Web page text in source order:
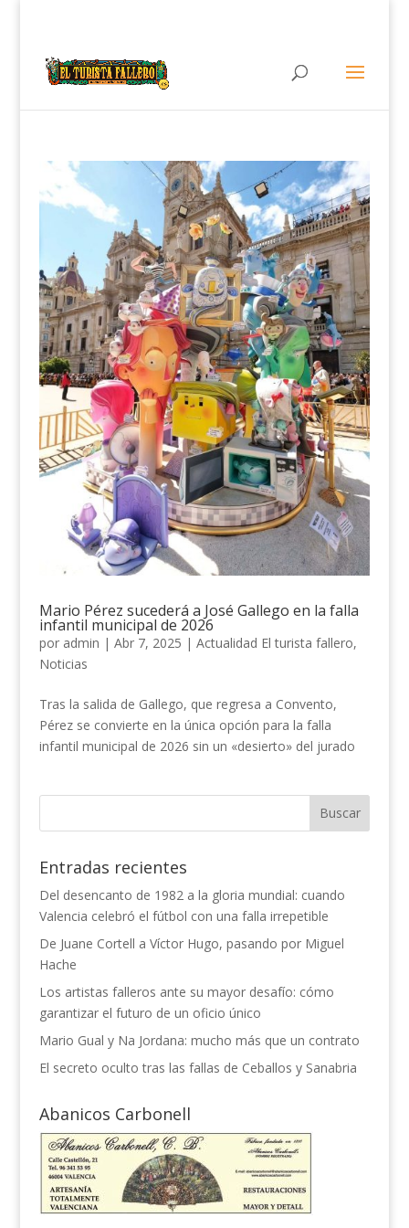
Mario Pérez sucederá a José Gallego en la falla
infantil municipal de 2026
por admin | Abr 7, 2025 | Actualidad El turista fallero,
Noticias
Tras la salida de Gallego, que regresa a Convento,
Pérez se convierte en la única opción para la falla
infantil municipal de 2026 sin un «desierto» del jurado
Entradas recientes
Del desencanto de 1982 a la gloria mundial: cuando
Valencia celebró el fútbol con una falla irrepetible
De Juane Cortell a Víctor Hugo, pasando por Miguel
Hache
Los artistas falleros ante su mayor desafío: cómo
garantizar el futuro de un oficio único
Mario Gual y Na Jordana: mucho más que un contrato
El secreto oculto tras las fallas de Ceballos y Sanabria
Abanicos Carbonell